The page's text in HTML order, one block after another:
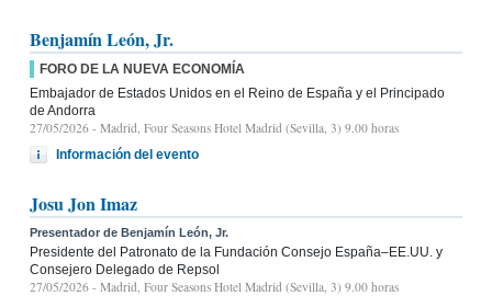
Benjamín León, Jr.
FORO DE LA NUEVA ECONOMÍA
Embajador de Estados Unidos en el Reino de España y el Principado
de Andorra
27/05/2026 - Madrid, Four Seasons Hotel Madrid (Sevilla, 3) 9.00 horas
Información del evento
Josu Jon Imaz
Presentador de Benjamín León, Jr.
Presidente del Patronato de la Fundación Consejo España–EE.UU. y
Consejero Delegado de Repsol
27/05/2026 - Madrid, Four Seasons Hotel Madrid (Sevilla, 3) 9.00 horas